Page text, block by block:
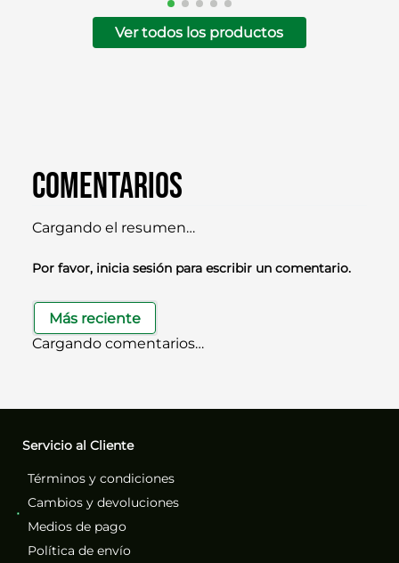
Ver todos los productos
Comentarios
Cargando el resumen…
Por favor, inicia sesión para escribir un comentario.
Más reciente
Cargando comentarios…
Servicio al Cliente
Términos y condiciones
Cambios y devoluciones
Medios de pago
Política de envío